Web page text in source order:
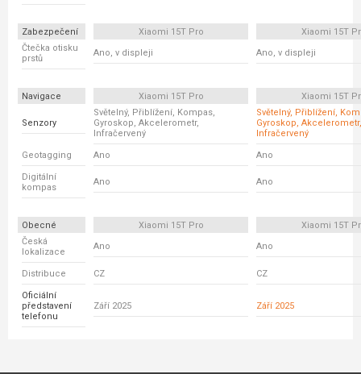
Zabezpečení Xiaomi 15T Pro
Xiaomi 15T
Čtečka otisku
prstů
Ano, v displeji Ano, v displeji
Navigace Xiaomi 15T Pro Xiaomi 15T
Senzory
Světelný, Přiblížení, Kompas,
Gyroskop, Akcelerometr,
Infračervený
Světelný, Přiblížení,
Gyroskop, Akcelerometr,
Infračervený
Geotagging Ano Ano
Digitální
kompas
Ano Ano
Obecné Xiaomi 15T Pro
Xiaomi 15T
Česká
lokalizace
Ano Ano
Distribuce CZ CZ
Oficiální
představení
telefonu
Září 2025 Září 2025